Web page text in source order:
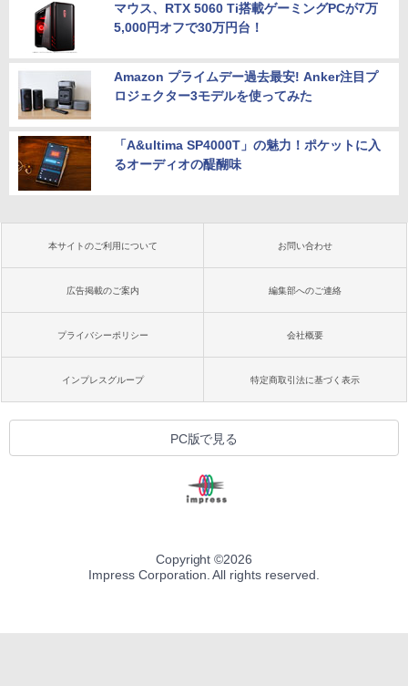
マウス、RTX 5060 Ti搭載ゲーミングPCが7万
5,000円オフで30万円台！
Amazon プライムデー過去最安! Anker注目プ
ロジェクター3モデルを使ってみた
「A&ultima SP4000T」の魅力！ポケットに入
るオーディオの醍醐味
本サイトのご利用について お問い合わせ
広告掲載のご案内 編集部へのご連絡
プライバシーポリシー 会社概要
インプレスグループ 特定商取引法に基づく表示
PC版で見る
Copyright ©2026
Impress Corporation. All rights reserved.